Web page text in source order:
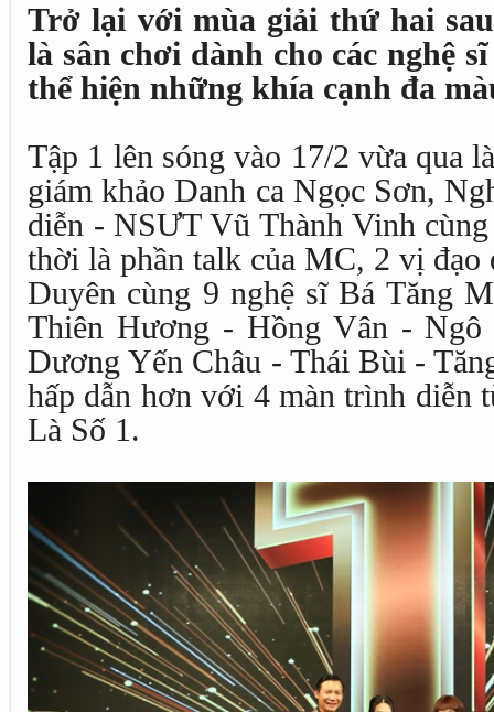
Trở lại với mùa giải thứ hai
là sân chơi dành cho các nghệ
thể hiện những khía cạnh đa
Tập 1 lên sóng vào 17/2 vừa qua
giám khảo Danh ca Ngọc Sơn,
diễn - NSƯT Vũ Thành Vinh
thời là phần talk của MC, 2 vị
Duyên cùng 9 nghệ sĩ Bá Tăng
Thiên Hương - Hồng Vân -
Dương Yến Châu - Thái Bùi -
hấp dẫn hơn với 4 màn trình diễn
Là Số 1.